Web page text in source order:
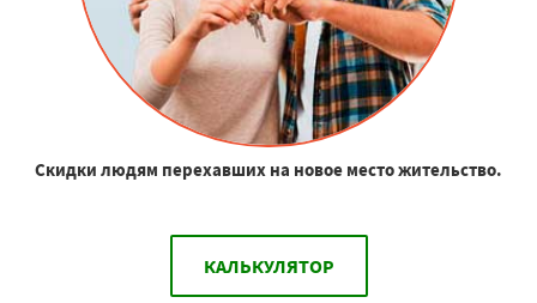
Скидки людям перехавших на новое место жительство.
КАЛЬКУЛЯТОР